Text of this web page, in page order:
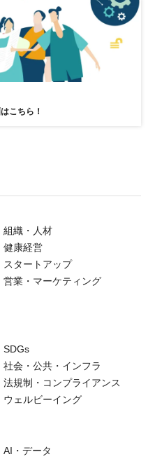
こちら！
組織・人材
健康経営
スタートアップ
営業・マーケティング
SDGs
社会・公共・インフラ
法規制・コンプライアンス
ウェルビーイング
AI・データ